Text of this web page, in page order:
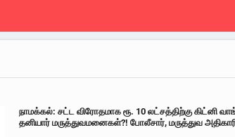
நாமக்கல்: சட்ட விரோதமாக ரூ. 10 லட்சத்திற்கு கிட்னி
தனியார் மருத்துவமனைகள்?! போலீசார், மருத்துவ